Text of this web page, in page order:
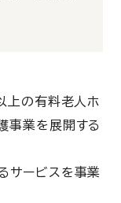
上の有料老人ホ
事業を展開する
サービスを事業